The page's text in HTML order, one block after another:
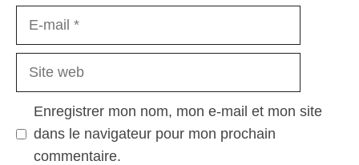
Site
Enregistrer mon nom, mon e-mail et mon site
dans le navigateur pour mon prochain
commentaire.